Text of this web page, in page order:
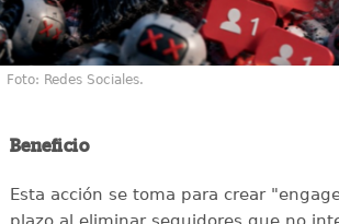
Foto: Redes Sociales.
Beneficio
Esta acción se toma para crear